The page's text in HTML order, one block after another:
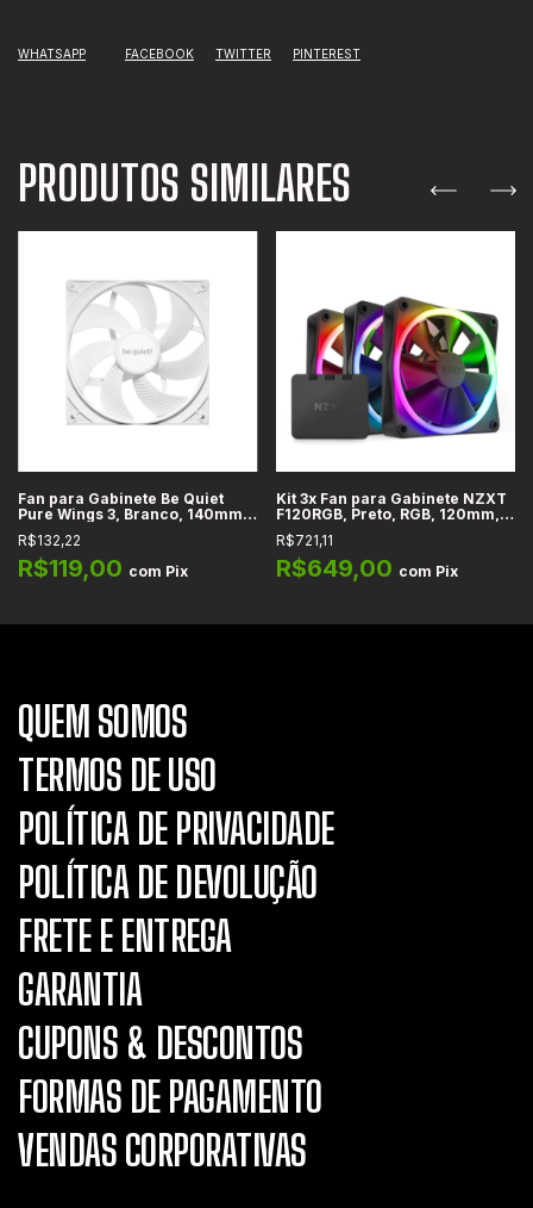
WHATSAPP FACEBOOK TWITTER PINTEREST
PRODUTOS SIMILARES
Fan para Gabinete Be Quiet
Pure Wings 3, Branco, 140mm,
PWM, 1200 RPM - BL112
R$132,22
R$119,00 com Pix
Kit 3x Fan para Gabinete NZXT
F120RGB, Preto, RGB, 120mm,
Kit com 3 Und - RF-R12TF-B1
R$721,11
R$649,00 com Pix
QUEM SOMOS
TERMOS DE USO
POLÍTICA DE PRIVACIDADE
POLÍTICA DE DEVOLUÇÃO
FRETE E ENTREGA
GARANTIA
CUPONS & DESCONTOS
FORMAS DE PAGAMENTO
VENDAS CORPORATIVAS